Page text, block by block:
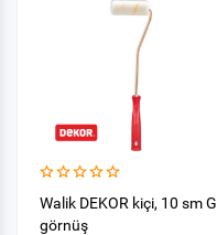
Walik DEKOR kiçi, 10 sm G
görnüş